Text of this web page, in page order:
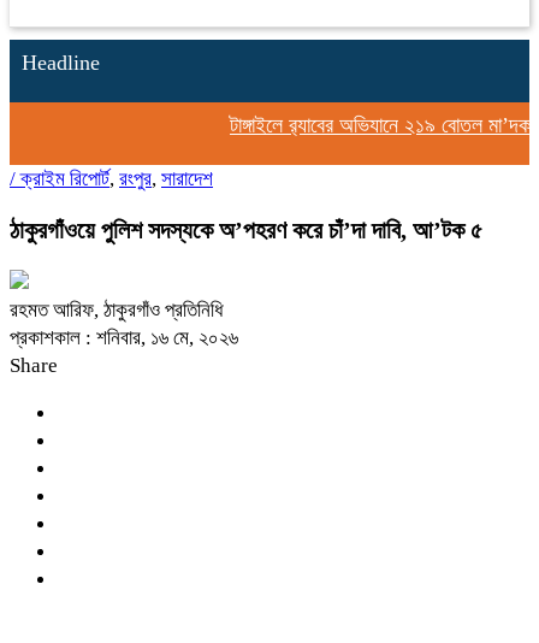
Headline
টাঙ্গাইলে র‍্যাবের অভিযানে ২১৯ বোতল
/ক্রাইম রিপোর্ট, রংপুর, সারাদেশ
ঠাকুরগাঁওয়ে পুলিশ সদস্যকে অ’পহরণ করে চাঁ’দা দাবি, আ’টক ৫
রহমত আরিফ, ঠাকুরগাঁও প্রতিনিধি
প্রকাশকাল : শনিবার, ১৬ মে, ২০২৬
Share